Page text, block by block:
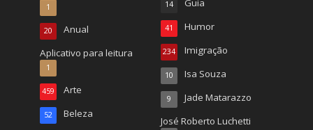
1
Anual
20
Aplicativo para leitura
1
Arte
459
Beleza
52
Guia
14
Humor
41
Imigração
234
Isa Souza
10
Jade Matarazzo
9
José Roberto Luchetti